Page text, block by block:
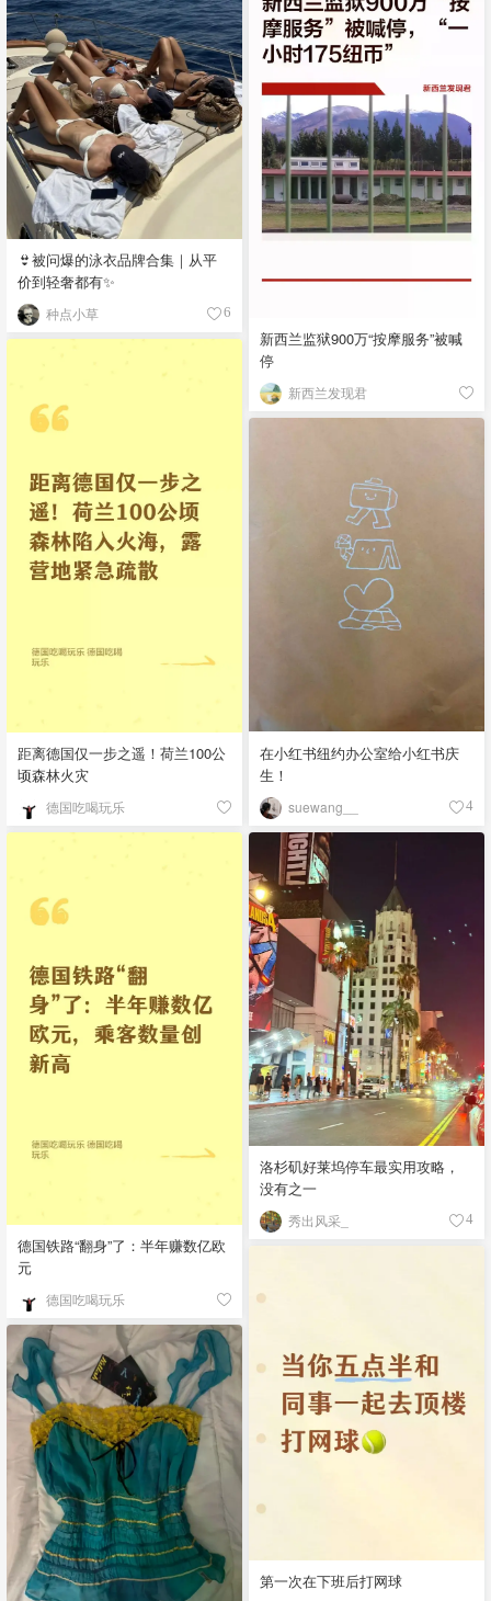
👙被问爆的泳衣品牌合集｜从平
价到轻奢都有✨
种点小草 6
新西兰监狱900万“按摩服务”被喊
停
新西兰发现君
距离德国仅一步之遥！荷兰100公
顷森林火灾
德国吃喝玩乐
在小红书纽约办公室给小红书庆
生！
suewang__ 4
德国铁路“翻身”了：半年赚数亿欧
元
德国吃喝玩乐
洛杉矶好莱坞停车最实用攻略，
没有之一
秀出风采_ 4
第一次在下班后打网球